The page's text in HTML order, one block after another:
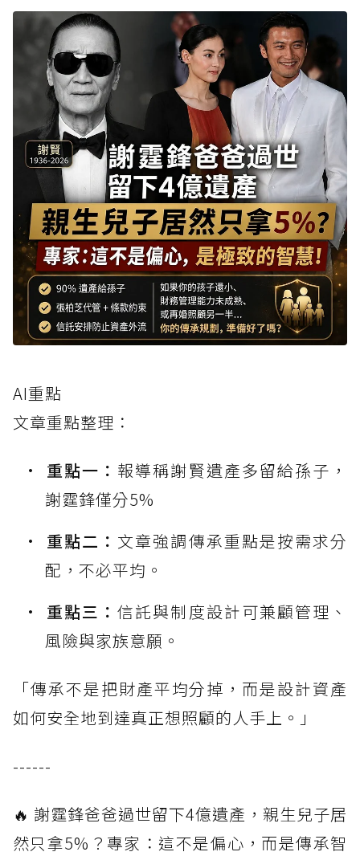
AI重點
文章重點整理：
重點一： 報導稱謝賢遺產多留給孫子，
謝霆鋒僅分5%
重點二： 文章強調傳承重點是按需求分
配，不必平均。
重點三：信託與制度設計可兼顧管理、
風險與家族意願。
「傳承不是把財產平均分掉，而是設計資產
如何安全地到達真正想照顧的人手上。」
------
🔥 謝霆鋒爸爸過世留下4億遺產，親生兒子居
然只拿5%？專家：這不是偏心，而是傳承智